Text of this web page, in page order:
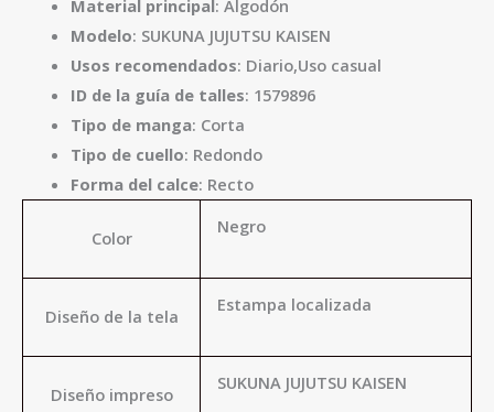
Material principal : Algodón
Modelo: SUKUNA JUJUTSU KAISEN
Usos recomendados: Diario,Uso casual
ID de la guía de talles: 1579896
Tipo de manga: Corta
Tipo de cuello: Redondo
Forma del calce: Recto
Color
Negro
Diseño de la tela
Estampa localizada
Diseño impreso
SUKUNA JUJUTSU KAISEN